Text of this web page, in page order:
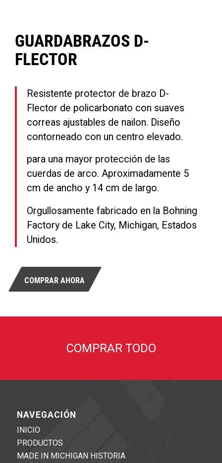
GUARDABRAZOS D-
FLECTOR
Resistente protector de brazo D-
Flector de policarbonato con suaves
correas ajustables de nailon. Diseño
contorneado con un centro elevado.
para una mayor protección de las
cuerdas de arco. Aproximadamente 5
cm de ancho y 14 cm de largo.
Orgullosamente fabricado en la Bohning
Factory de Lake City, Michigan, Estados
Unidos.
COMPRAR AHORA
COMPRAR TODO
NAVEGACIÓN
INICIO
PRODUCTOS
MADE IN MICHIGAN HISTORIA